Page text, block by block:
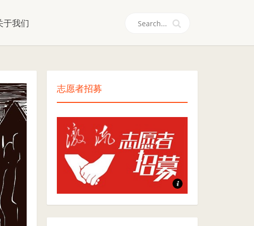
于我们
志愿者招募
志愿者招募